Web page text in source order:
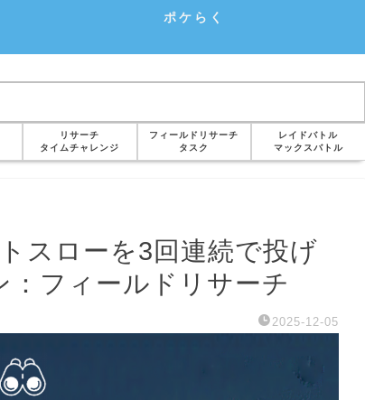
ポケらく
リサーチ
タイムチャレンジ
フィールドリサーチ
タスク
レイドバトル
マックスバトル
スローを3回連続で投げ
フィールドリサーチ
2025-12-05